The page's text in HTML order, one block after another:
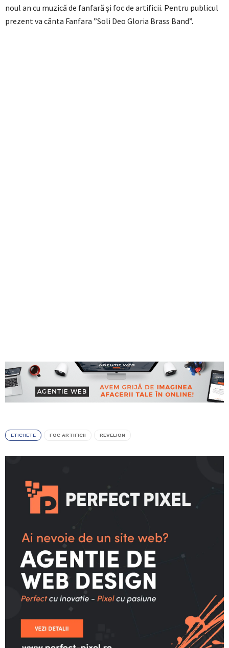
noul an cu muzică de fanfară și foc de artificii. Pentru publicul
prezent va cânta Fanfara ”Soli Deo Gloria Brass Band”.
ETICHETE FOC ARTIFICII REVELION